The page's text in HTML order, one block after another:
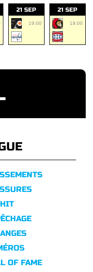
21 SEP
19:00
21 SEP
19:00
OF FAME